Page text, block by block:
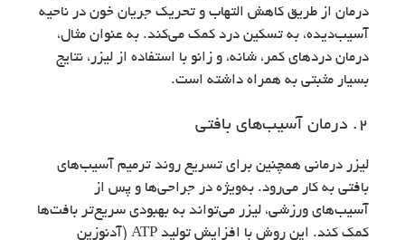
درمان از طریق کاهش التهاب و تحریک جریان خون در ناحیه
آسیب‌دیده، به تسکین درد کمک می‌کند. به عنوان مثال،
درمان دردهای کمر، شانه، و زانو با استفاده از لیزر، نتایج
بسیار مثبتی به همراه داشته است.
2. درمان آسیب‌های بافتی
لیزر درمانی همچنین برای تسریع روند ترمیم آسیب‌های
بافتی به کار می‌رود. به‌ویژه در جراحی‌ها و پس از
آسیب‌های ورزشی، لیزر می‌تواند به بهبودی سریع‌تر بافت‌ها
کمک کند. این روش با افزایش تولید ATP (آدنوزین